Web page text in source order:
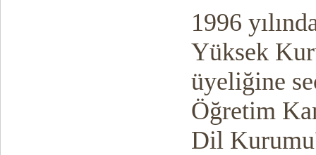
1996
Yüksek
üyeliğine
Öğretim
Dil